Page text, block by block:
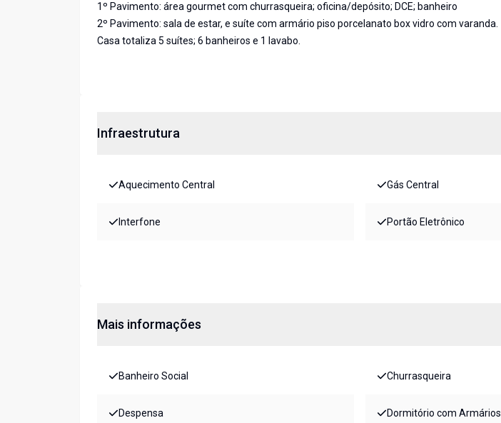
1º Pavimento: área gourmet com churrasqueira; oficina/depósito; DCE; banheiro
2º Pavimento: sala de estar, e suíte com armário piso porcelanato box vidro com varanda.
Casa totaliza 5 suítes; 6 banheiros e 1 lavabo.
Infraestrutura
Aquecimento Central Gás Central
Interfone Portão Eletrônico
Mais informações
Banheiro Social Churrasqueira
Despensa Dormitório com Armários